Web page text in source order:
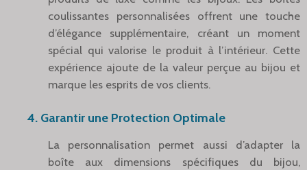
coulissantes personnalisées offrent une touche
d’élégance supplémentaire, créant un moment
spécial qui valorise le produit à l’intérieur. Cette
expérience ajoute de la valeur perçue au bijou et
marque les esprits de vos clients.
4. Garantir une Protection Optimale
La personnalisation permet aussi d’adapter la
boîte aux dimensions spécifiques du bijou,